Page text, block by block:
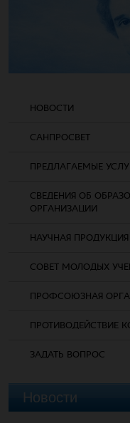
НОВОСТИ
САНПРОСВЕТ
ПРЕДЛАГАЕМЫЕ
СВЕДЕНИЯ ОБ
ОРГАНИЗАЦИИ
НАУЧНАЯ ПРОДУКЦИЯ
СОВЕТ МОЛОДЫХ
ПРОФСОЮЗНАЯ
ПРОТИВОДЕЙСТВИЕ
ЗАДАТЬ ВОПРОС
Новости